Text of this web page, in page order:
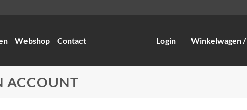
Webshop Contact Login Winkelwagen /
ACCOUNT